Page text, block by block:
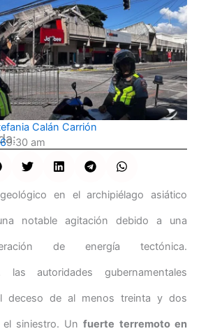
Calán Carrión
9:30 am
en el archipiélago asiático
notable agitación debido a una
de energía tectónica.
las autoridades gubernamentales
deceso de al menos treinta y dos
el siniestro. Unfuerte terremoto en